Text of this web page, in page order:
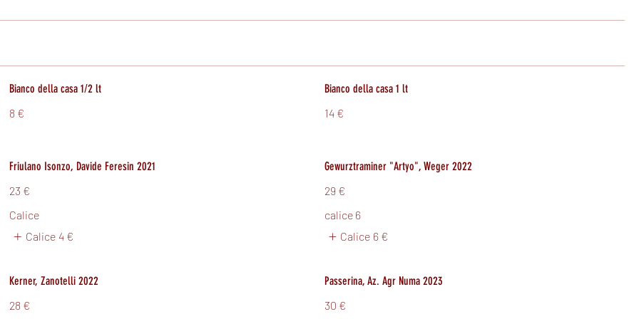
Bianco della casa 1/2 lt
8 €
Bianco della casa 1 lt
14 €
Friulano Isonzo, Davide Feresin 2021
23 €
Calice
Calice 4 €
Gewurztraminer "Artyo", Weger 2022
29 €
calice 6
Calice 6 €
Kerner, Zanotelli 2022
28 €
Passerina, Az. Agr Numa 2023
30 €